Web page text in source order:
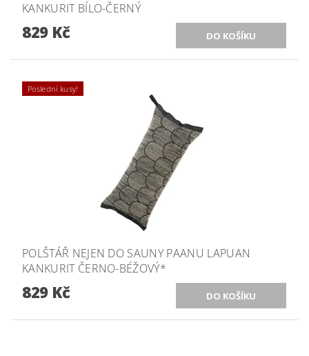
KANKURIT BÍLO-ČERNÝ
829 Kč
Poslední kusy!
POLŠTÁŘ NEJEN DO SAUNY PAANU LAPUAN
KANKURIT ČERNO-BÉŽOVÝ*
829 Kč